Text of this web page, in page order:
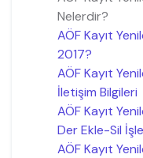
Nelerdir?
AÖF Kayıt
2017?
AÖF Kayıt
İletişim Bilgileri
AÖF Kayıt
Der Ekle-Sil
AÖF Kayıt